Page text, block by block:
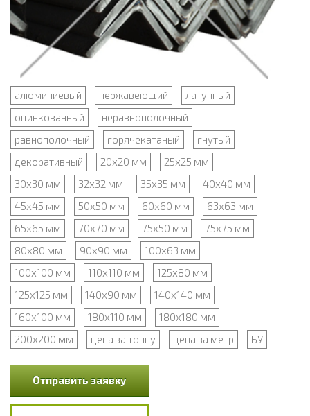
алюминиевый нержавеющий
латунный
оцинкованный
неравнополочный
равнополочный
горячекатаный
гнутый
декоративный
20х20 мм
25x25 мм
30x30 мм
32х32 мм 35х35 мм
40x40 мм
45х45 мм
50x50 мм 60х60 мм
63х63 мм
65х65 мм
70х70 мм 75х50 мм
75х75 мм
80х80 мм
90x90 мм
100х63 мм
100x100 мм
110х110 мм
125х80 мм
125х125 мм
140х90 мм
140х140 мм
160х100 мм
180х110 мм
180х180 мм
200х200 мм
цена за тонну цена за метр БУ
Отправить заявку